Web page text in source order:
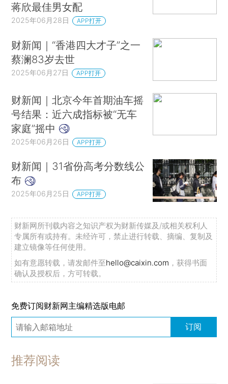
蒋欣最佳男女配
2025年06月28日 APP打开
财新闻｜“香港四大才子”之一
蔡澜83岁去世
2025年06月27日 APP打开
财新闻｜北京今年首期油车摇
号结果：近六成指标被“无车
家庭”摇中
2025年06月26日 APP打开
财新闻｜31省份高考分数线公
布
2025年06月25日 APP打开
财新网所刊载内容之知识产权为财新传媒及/或相关权利人
专属所有或持有。未经许可，禁止进行转载、摘编、复制及
建立镜像等任何使用。
如有意愿转载，请发邮件至hello@caixin.com ，获得书面
确认及授权后，方可转载。
免费订阅财新网主编精选版电邮
订阅
推荐阅读